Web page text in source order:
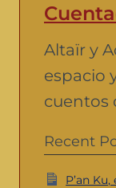
Altaïr y
espacio
cuentos
Recent
P’an